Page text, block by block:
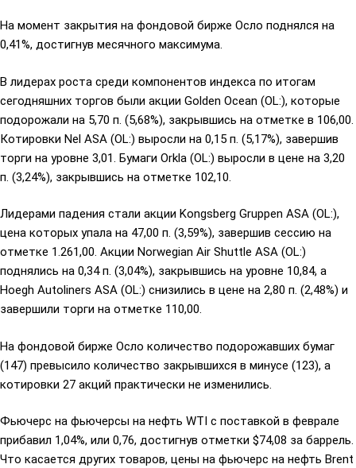
На момент закрытия на фондовой бирже Осло поднялся на
0,41%, достигнув месячного максимума.
В лидерах роста среди компонентов индекса по итогам
сегодняшних торгов были акции Golden Ocean (OL:), которые
подорожали на 5,70 п. (5,68%), закрывшись на отметке в 106,00.
Котировки Nel ASA (OL:) выросли на 0,15 п. (5,17%), завершив
торги на уровне 3,01. Бумаги Orkla (OL:) выросли в цене на 3,20
п. (3,24%), закрывшись на отметке 102,10.
Лидерами падения стали акции Kongsberg Gruppen ASA (OL:),
цена которых упала на 47,00 п. (3,59%), завершив сессию на
отметке 1.261,00. Акции Norwegian Air Shuttle ASA (OL:)
поднялись на 0,34 п. (3,04%), закрывшись на уровне 10,84, а
Hoegh Autoliners ASA (OL:) снизились в цене на 2,80 п. (2,48%) и
завершили торги на отметке 110,00.
На фондовой бирже Осло количество подорожавших бумаг
(147) превысило количество закрывшихся в минусе (123), а
котировки 27 акций практически не изменились.
Фьючерс на фьючерсы на нефть WTI с поставкой в феврале
прибавил 1,04%, или 0,76, достигнув отметки $74,08 за баррель.
Что касается других товаров, цены на фьючерс на нефть Brent